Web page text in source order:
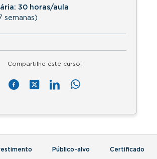
30 horas/aula
semanas)
Compartilhe este curso:
Público-alvo Certificado